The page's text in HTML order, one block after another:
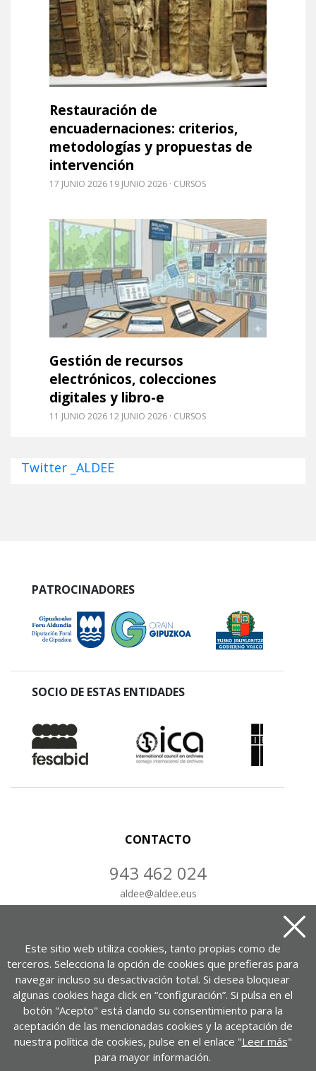
Restauración de
encuadernaciones: criterios,
metodologías y propuestas de
intervención
17 JUNIO 2026 19 JUNIO 2026 CURSOS
Gestión de recursos
electrónicos, colecciones
digitales y libro-e
11 JUNIO 2026 12 JUNIO 2026 CURSOS
Twitter _ALDEE
PATROCINADORES
SOCIO DE ESTAS ENTIDADES
CONTACTO
943 462 024
aldee@aldee.eus
Portuetxe kalea, 37, 1-7. bul.
20018 Donostia – Gipuzkoa
VER EN GOOGLE MAPS
Este sitio web utiliza cookies, tanto propias como de
terceros. Selecciona la opción de cookies que prefieras para
navegar incluso su desactivación total. Si desea bloquear
algunas cookies haga click en “configuración”. Si pulsa en el
botón "Acepto" está dando su consentimiento para la
aceptación de las mencionadas cookies y la aceptación de
nuestra política de cookies, pulse en el enlace "Leer más"
para mayor información.